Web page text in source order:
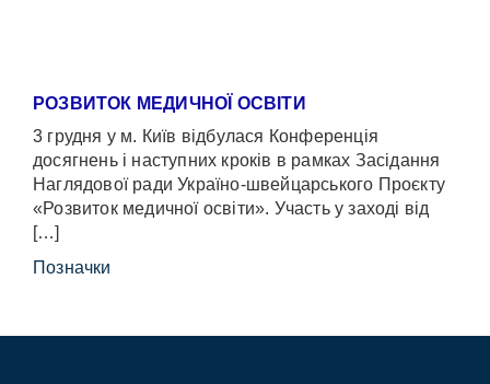
РОЗВИТОК МЕДИЧНОЇ ОСВІТИ
3 грудня у м. Київ відбулася Конференція
досягнень і наступних кроків в рамках Засідання
Наглядової ради Україно-швейцарського Проєкту
«Розвиток медичної освіти». Участь у заході від
[…]
Позначки